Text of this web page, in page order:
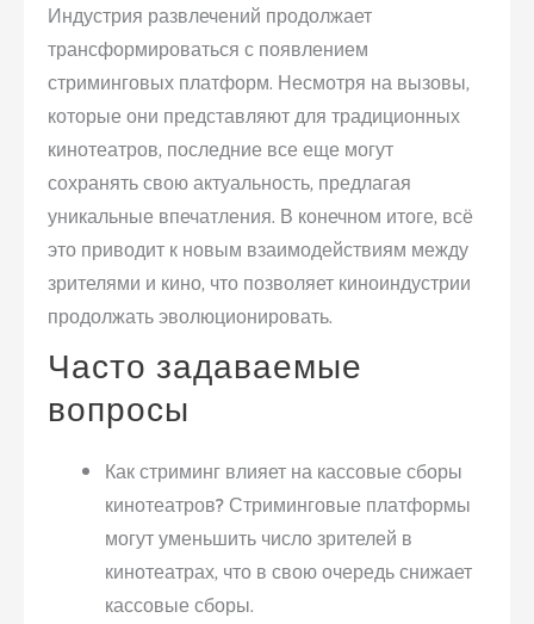
Индустрия развлечений продолжает
трансформироваться с появлением
стриминговых платформ. Несмотря на вызовы,
которые они представляют для традиционных
кинотеатров, последние все еще могут
сохранять свою актуальность, предлагая
уникальные впечатления. В конечном итоге, всё
это приводит к новым взаимодействиям между
зрителями и кино, что позволяет киноиндустрии
продолжать эволюционировать.
Часто задаваемые
вопросы
Как стриминг влияет на кассовые сборы
кинотеатров?Стриминговые платформы
могут уменьшить число зрителей в
кинотеатрах, что в свою очередь снижает
кассовые сборы.